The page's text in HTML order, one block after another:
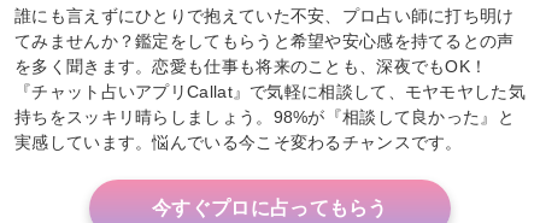
誰にも言えずにひとりで抱えていた不安、プロ占い師に打ち明け
てみませんか？鑑定をしてもらうと希望や安心感を持てるとの声
を多く聞きます。恋愛も仕事も将来のことも、深夜でもOK！
『チャット占いアプリCallat』で気軽に相談して、モヤモヤした気
持ちをスッキリ晴らしましょう。98%が『相談して良かった』と
実感しています。悩んでいる今こそ変わるチャンスです。
今すぐプロに占ってもらう